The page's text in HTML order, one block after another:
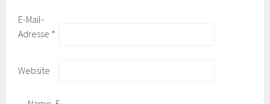
E-Mail-
Adresse *
Website